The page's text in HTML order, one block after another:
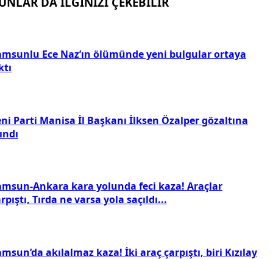
Ece Naz’ın ölümünde yeni bulgular ortaya
Parti Manisa İl Başkanı İlksen Özalper gözaltına
Ankara kara yolunda feci kaza! Araçlar
Tırda ne varsa yola saçıldı...
akılalmaz kaza! İki araç çarpıştı, biri Kızılay